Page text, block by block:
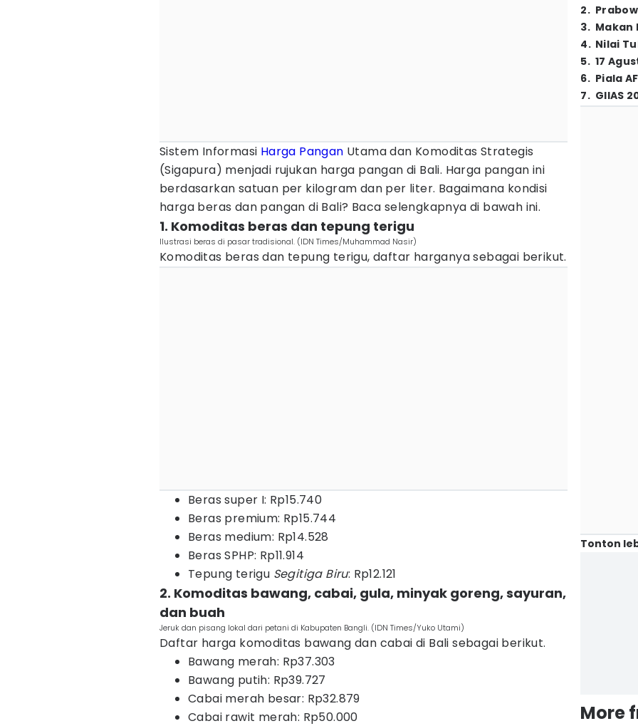
Sistem Informasi Harga Pangan Utama dan Komoditas Strategis
(Sigapura) menjadi rujukan harga pangan di Bali. Harga pangan ini
berdasarkan satuan per kilogram dan per liter. Bagaimana kondisi
harga beras dan pangan di Bali? Baca selengkapnya di bawah ini.
1. Komoditas beras dan tepung terigu
Ilustrasi beras di pasar tradisional. (IDN Times/Muhammad Nasir)
Komoditas beras dan tepung terigu, daftar harganya sebagai berikut.
Beras super I: Rp15.740
Beras premium: Rp15.744
Beras medium: Rp14.528
Beras SPHP: Rp11.914
Tepung terigu Segitiga Biru: Rp12.121
2. Komoditas bawang, cabai, gula, minyak goreng, sayuran,
dan buah
Jeruk dan pisang lokal dari petani di Kabupaten Bangli. (IDN Times/Yuko Utami)
Daftar harga komoditas bawang dan cabai di Bali sebagai berikut.
Bawang merah: Rp37.303
Bawang putih: Rp39.727
Cabai merah besar: Rp32.879
Cabai rawit merah: Rp50.000
2.
3. Makan
4. Nilai
5. 17
6. Piala
7. GIIAS
Tonton
More